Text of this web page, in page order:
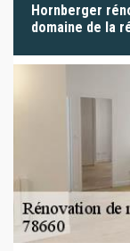
Hornberger
domaine de la